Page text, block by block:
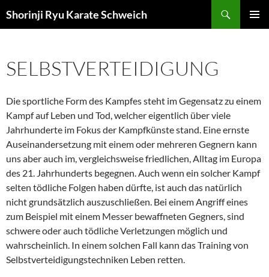
Inhalt
Shorinji Ryu Karate Schweich
SELBSTVERTEIDIGUNG
Die sportliche Form des Kampfes steht im Gegensatz zu einem
Kampf auf Leben und Tod, welcher eigentlich über viele
Jahrhunderte im Fokus der Kampfkünste stand. Eine ernste
Auseinandersetzung mit einem oder mehreren Gegnern kann
uns aber auch im, vergleichsweise friedlichen, Alltag im Europa
des 21. Jahrhunderts begegnen. Auch wenn ein solcher Kampf
selten tödliche Folgen haben dürfte, ist auch das natürlich
nicht grundsätzlich auszuschließen. Bei einem Angriff eines
zum Beispiel mit einem Messer bewaffneten Gegners, sind
schwere oder auch tödliche Verletzungen möglich und
wahrscheinlich. In einem solchen Fall kann das Training von
Selbstverteidigungstechniken Leben retten.